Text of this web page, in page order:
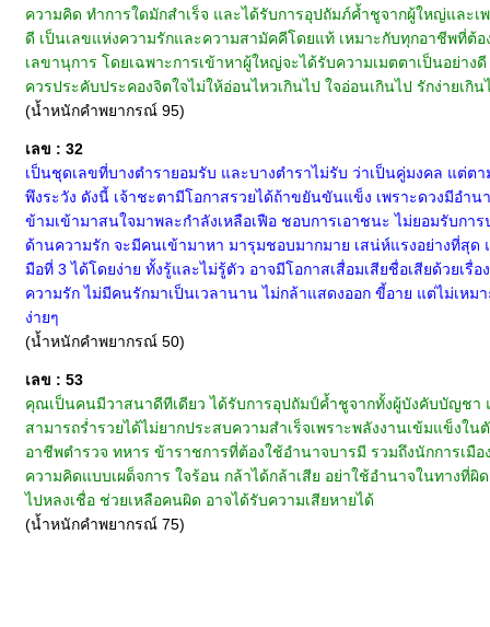
ความคิด ทำการใดมักสำเร็จ และได้รับการอุปถัมภ์ค้ำชูจากผู้ใหญ่และเ
ดี เป็นเลขแห่งความรักและความสามัคคีโดยแท้ เหมาะกับทุกอาชีพที่ต้
เลขานุการ โดยเฉพาะการเข้าหาผู้ใหญ่จะได้รับความเมตตาเป็นอย่า
ควรประคับประคองจิตใจไม่ให้อ่อนไหวเกินไป ใจอ่อนเกินไป รักง่ายเกิ
(น้ำหนักคำพยากรณ์ 95)
เลข : 32
เป็นชุดเลขที่บางตำรายอมรับ และบางตำราไม่รับ ว่าเป็นคู่มงคล แต่
พึงระวัง ดังนี้ เจ้าชะตามีโอกาสรวยได้ถ้าขยันขันแข็ง เพราะดวงมีอำ
ข้ามเข้ามาสนใจมาพละกำลังเหลือเฟือ ชอบการเอาชนะ ไม่ยอมรับก
ด้านความรัก จะมีคนเข้ามาหา มารุมชอบมากมาย เสน่ห์แรงอย่างที่สุด
มือที่ 3 ได้โดยง่าย ทั้งรู้และไม่รู้ตัว อาจมีโอกาสเสื่อมเสียชื่อเสียด้วยเ
ความรัก ไม่มีคนรักมาเป็นเวลานาน ไม่กล้าแสดงออก ขี้อาย แต่ไม่เห
ง่ายๆ
(น้ำหนักคำพยากรณ์ 50)
เลข : 53
คุณเป็นคนมีวาสนาดีทีเดียว ได้รับการอุปถัมป์ค้ำชูจากทั้งผู้บังคับบัญช
สามารถร่ำรวยได้ไม่ยากประสบความสำเร็จเพราะพลังงานเข้มแข็งใ
อาชีพตำรวจ ทหาร ข้าราชการที่ต้องใช้อำนาจบารมี รวมถึงนักการเ
ความคิดแบบเผด็จการ ใจร้อน กล้าได้กล้าเสีย อย่าใช้อำนาจในทางที่
ไปหลงเชื่อ ช่วยเหลือคนผิด อาจได้รับความเสียหายได้
(น้ำหนักคำพยากรณ์ 75)